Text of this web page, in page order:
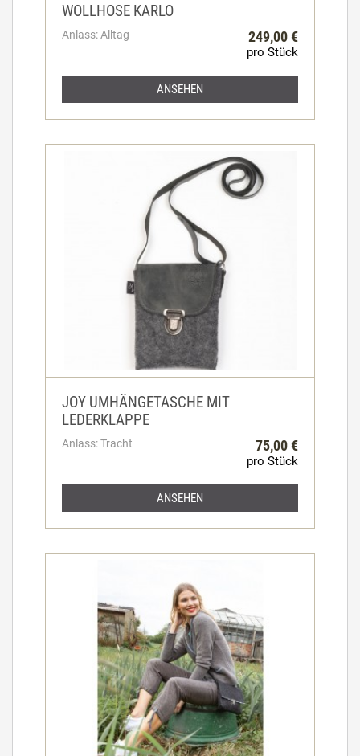
WOLLHOSE KARLO
Anlass: Alltag 249,00 €
pro Stück
ANSEHEN
JOY UMHÄNGETASCHE MIT
LEDERKLAPPE
Anlass: Tracht 75,00 €
pro Stück
ANSEHEN